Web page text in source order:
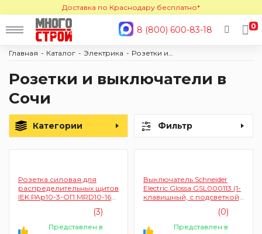
Доставка по Краснодару бесплатно*
8 (800) 600-83-18 0
Главная Каталог Электрика
Розетки и выключатели в
Сочи
Категории Фильтр
Розетка силовая для
распределительных щитов
IEK РАр10-3-ОП MRD10-16
(3)
Представлен в
Выключатель Schneider
Electric Glossa GSL000113 (1-
клавишный, с подсветкой,
(0)
Представлен в